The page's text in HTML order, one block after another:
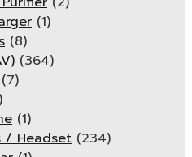
(1)
(8)
(364)
(7)
(1)
/ Headset (234)